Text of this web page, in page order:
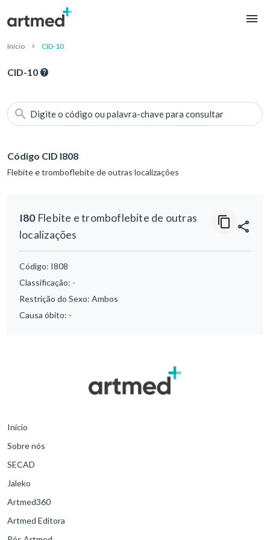
Início CID-10
CID-10
Digite o código ou palavra-chave para consultar
Código CID I808
Flebite e tromboflebite de outras localizações
I80Flebite e tromboflebite de outras
localizações
Código: I808
Classificação: -
Restrição do Sexo: Ambos
Causa óbito: -
Início
Sobre nós
SECAD
Jaleko
Artmed360
Artmed Editora